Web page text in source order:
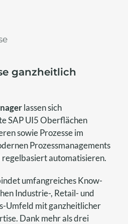
ganzheitlich
lassen sich
SAP UI5 Oberflächen
sowie Prozesse im
Prozessmanagements
automatisieren.
umfangreiches Know-
Industrie-, Retail- und
Umfeld mit ganzheitlicher
Dank mehr als drei